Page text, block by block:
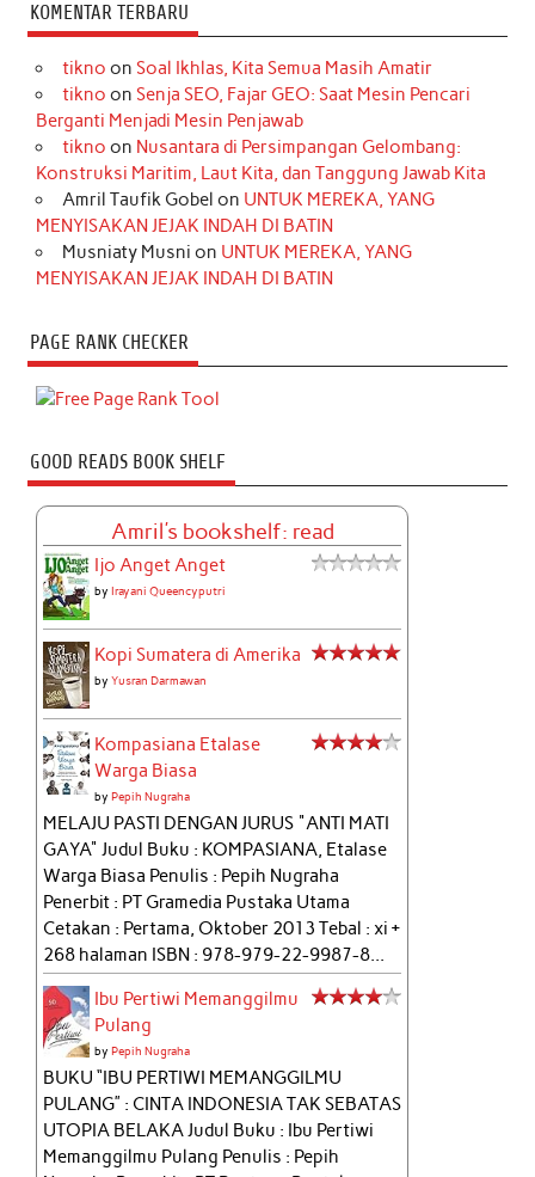
KOMENTAR TERBARU
tikno on Soal Ikhlas, Kita Semua Masih Amatir
tikno on Senja SEO, Fajar GEO: Saat Mesin Pencari
Berganti Menjadi Mesin Penjawab
tikno on Nusantara di Persimpangan Gelombang:
Konstruksi Maritim, Laut Kita, dan Tanggung Jawab Kita
Amril Taufik Gobel on UNTUK MEREKA, YANG
MENYISAKAN JEJAK INDAH DI BATIN
Musniaty Musni on UNTUK MEREKA, YANG
MENYISAKAN JEJAK INDAH DI BATIN
PAGE RANK CHECKER
GOOD READS BOOK SHELF
Amril's bookshelf: read
Ijo Anget Anget
byIrayani Queencyputri
Kopi Sumatera di Amerika
byYusran Darmawan
Kompasiana Etalase
Warga Biasa
byPepih Nugraha
MELAJU PASTI DENGAN JURUS "ANTI MATI
GAYA" Judul Buku : KOMPASIANA, Etalase
Warga Biasa Penulis : Pepih Nugraha
Penerbit : PT Gramedia Pustaka Utama
Cetakan : Pertama, Oktober 2013 Tebal : xi +
268 halaman ISBN : 978-979-22-9987-8...
Ibu Pertiwi Memanggilmu
Pulang
byPepih Nugraha
BUKU “IBU PERTIWI MEMANGGILMU
PULANG” : CINTA INDONESIA TAK SEBATAS
UTOPIA BELAKA Judul Buku : Ibu Pertiwi
Memanggilmu Pulang Penulis : Pepih